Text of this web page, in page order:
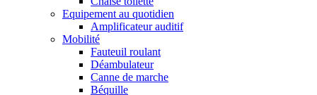
Equipement au quotidien
Amplificateur auditif
Mobilité
Fauteuil roulant
Déambulateur
Canne de marche
Béquille